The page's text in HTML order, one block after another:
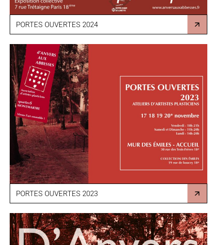
PORTES OUVERTES 2024
PORTES OUVERTES 2023